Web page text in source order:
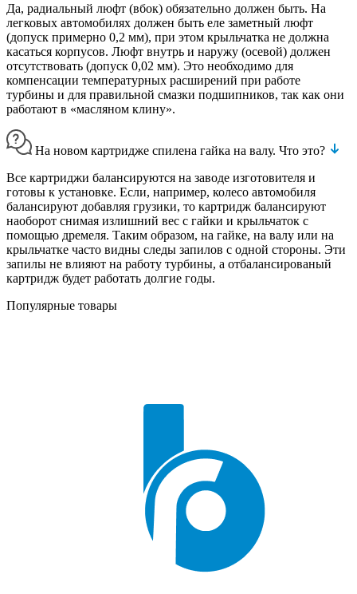
Да, радиальный люфт (вбок) обязательно должен быть. На
легковых автомобилях должен быть еле заметный люфт
(допуск примерно 0,2 мм), при этом крыльчатка не должна
касаться корпусов. Люфт внутрь и наружу (осевой) должен
отсутствовать (допуск 0,02 мм). Это необходимо для
компенсации температурных расширений при работе
турбины и для правильной смазки подшипников, так как они
работают в «масляном клину».
На новом картридже спилена гайка на валу. Что это?
Все картриджи балансируются на заводе изготовителя и
готовы к установке. Если, например, колесо автомобиля
балансируют добавляя грузики, то картридж балансируют
наоборот снимая излишний вес с гайки и крыльчаток с
помощью дремеля. Таким образом, на гайке, на валу или на
крыльчатке часто видны следы запилов с одной стороны. Эти
запилы не влияют на работу турбины, а отбалансированый
картридж будет работать долгие годы.
Популярные товары